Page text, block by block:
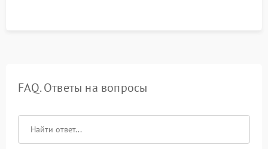
FAQ. Ответы на вопросы